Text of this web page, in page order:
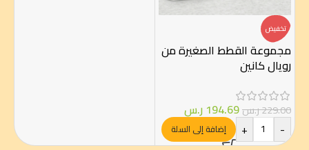
تخفيض
مجموعة القطط الصغيرة من
رويال كانين
229.00ر.س194.69 ر.س
-
+ إضافة إلى السلة